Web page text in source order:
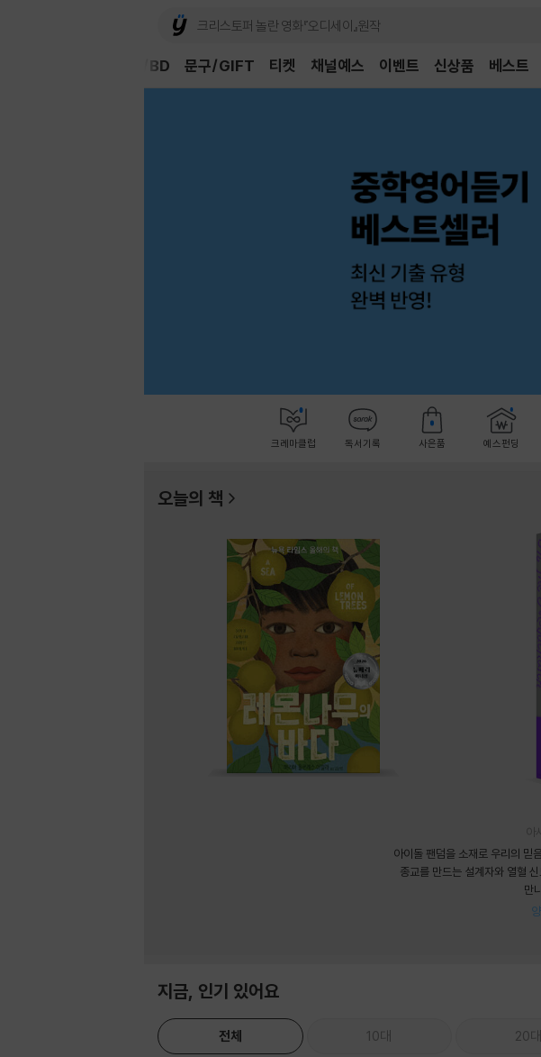
채널예스 이벤트 신상품 베스트
DVD/BD 문구/GIFT 티켓
크레마클럽 독서기록 사은품 예스펀딩
오늘의 책
아이돌 팬덤을 소재로 우리의 믿
종교를 만드는 설계자와 열혈
만
지금, 인기 있어요
전체 10대 20대